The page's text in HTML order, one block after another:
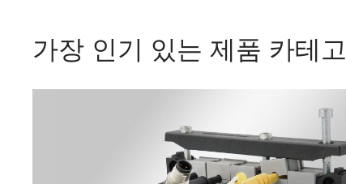
가장 인기 있는 제품 카테고